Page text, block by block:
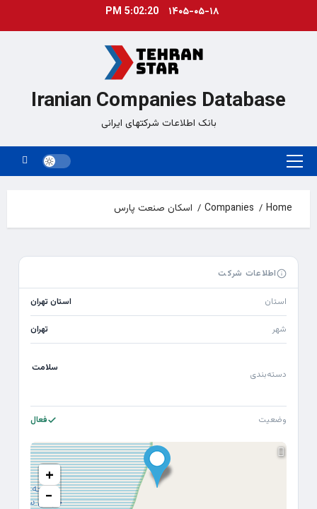
۱۴۰۵-۰۵-۱۸ 5:02:20 PM
Iranian Companies Database
بانک اطلاعات شرکتهای ایرانی
Primary
Home
Companies اسکان صنعت پارس
اطلاعات شرکت
استان استان تهران
شهر تهران
دسته‌بندی
سلامت
وضعیت فعال
+
−